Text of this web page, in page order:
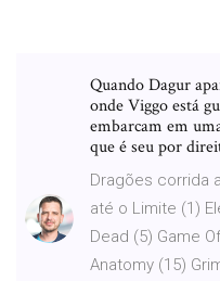
Quando Dagur
onde Viggo está
embarcam em
que é seu por
Dragões corrida
até o Limite (1)
Dead (5) Game
Anatomy (15)